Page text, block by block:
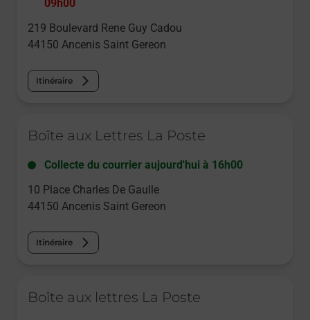
09h00
219 Boulevard Rene Guy Cadou
44150 Ancenis Saint Gereon
Itinéraire
Boîte aux Lettres La Poste
Collecte du courrier aujourd'hui à 16h00
10 Place Charles De Gaulle
44150 Ancenis Saint Gereon
Itinéraire
Boîte aux lettres La Poste